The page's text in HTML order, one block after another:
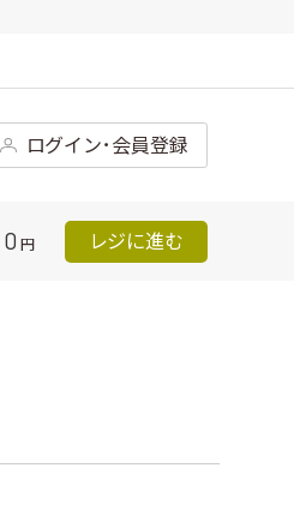
ログイン･会員登録
0 円 レジに進む